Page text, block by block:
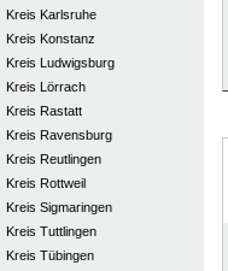
Kreis Karlsruhe
Kreis Konstanz
Kreis Ludwigsburg
Kreis Lörrach
Kreis Rastatt
Kreis Ravensburg
Kreis Reutlingen
Kreis Rottweil
Kreis Sigmaringen
Kreis Tuttlingen
Kreis Tübingen